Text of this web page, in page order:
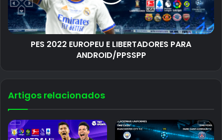
PES 2022 EUROPEU E LIBERTADORES PARA
ANDROID/PPSSPP
Artigos relacionados